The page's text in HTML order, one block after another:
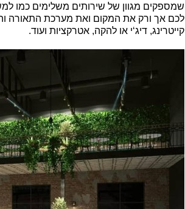
שמספקים מגוון של שירותים משלימים כמו
לכם אך ורק את המקום ואת מערכת התאורה
קייטרינג, דיג‘י או להקה, אטרקציות ועוד.